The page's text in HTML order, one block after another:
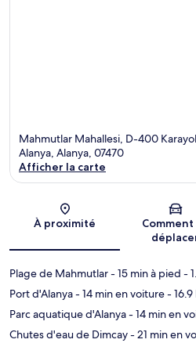
Mahmutlar Mahallesi, D-400
Alanya, Alanya, 07470
Afficher la carte
À proximité
Comment
Plage de Mahmutlar- 15 min à pied -
Port d'Alanya- 14 min en voiture- 16.9
Parc aquatique d'Alanya- 14 min en
Chutes d'eau de Dimcay- 21 min en